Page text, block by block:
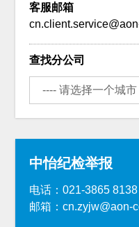
客服邮箱
查找分公司
中怡纪检举报
电话：021-3865 8138
邮箱：cn.zyjw@aon-